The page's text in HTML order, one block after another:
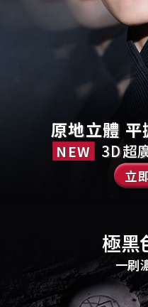
原地立體
NEW 3D超
立
極黑
一刷